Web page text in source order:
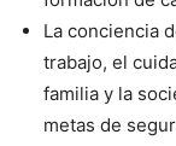
La conciencia
trabajo, el
familia y la
metas de